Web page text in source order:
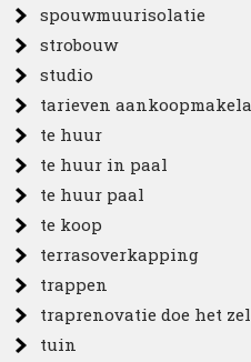
spouwmuurisolatie
strobouw
studio
tarieven
te huur
te huur in paal
te huur paal
te koop
terrasoverkapping
trappen
traprenovatie doe het
tuin